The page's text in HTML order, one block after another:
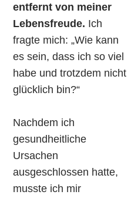
entfernt von meiner
Lebensfreude. Ich
fragte mich: „Wie kann
es sein, dass ich so viel
habe und trotzdem nicht
glücklich bin?“
Nachdem ich
gesundheitliche
Ursachen
ausgeschlossen hatte,
musste ich mir